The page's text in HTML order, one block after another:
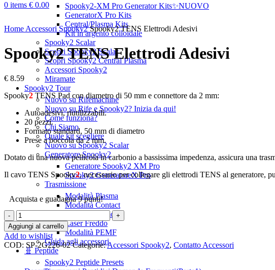
0 items € 0.00
Spooky2-XM Pro Generator Kits✨NUOVO
GeneratorX Pro Kits
Central/Plasma Kits
Kit in argento colloidale
Spooky2 Scalar
Scopri Spooky2 Scalar
Scopri Spooky2 Central Plasma
Accessori Spooky2
Miramate
Spooky2 Tour
Nuovo su Rifemachine
Nuovo su Rife e Spooky2? Inizia da qui!
Come funziona?
Chi Siamo
Quale kit scegliere
Nuovo su Spooky2 Scalar
Generatore Spooky2
Generatore Spooky2 XM Pro
Spooky2 GeneratoreX Pro
Trasmissione
Modalità Plasma
Modalità Contact
Modalità Remote
Laser Freddo
Modalità PEMF
Guida agli accessori
🧬 Peptide
Spooky2 Peptide Presets
Home Accessori Spooky2Spooky2 TENS Elettrodi Adesivi
Spooky2 TENS Elettrodi Adesivi
€ 8.59
Spooky2 TENS Pad con diametro di 50 mm e connettore da 2 mm:
Autoadesivi, riutilizzabili.
20 pezzi.
Formato standard, 50 mm di diametro
Prese a boccola da 2 mm.
Dotato di una nuova pellicola in carbonio a bassissima impedenza, assicura una
Il cavo TENS Spooky2, necessario per collegare gli elettrodi TENS al generatore,
Acquista e guadagna 9 punti!
Aggiungi al carrello
Add to wishlist
COD: SP-2G226-02Categorie:Accessori Spooky2, Contatto Accessori
Share: